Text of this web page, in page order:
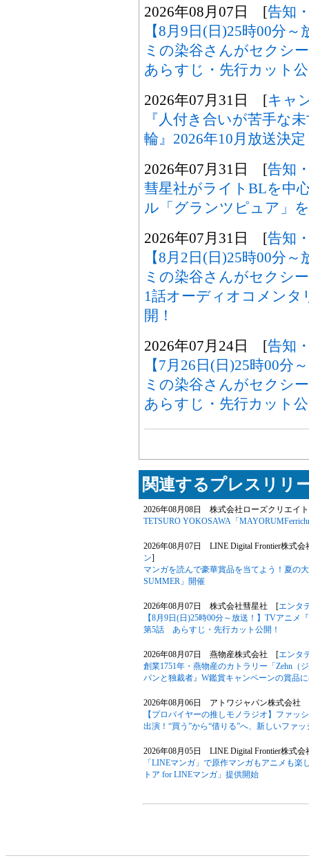
2026年08月07日 [告知
【8月9日(日)25時00分
ミの染谷さんがセクシ
あらすじ・先行カット
2026年07月31日 [キャ
『人付き合いが苦手な
輪』2026年10月放送決定
2026年07月31日 [告知
彗星社がライトBLを中
ル「グランツピュア」
2026年07月31日 [告知
【8月2日(日)25時00分
ミの染谷さんがセクシ
1話オーディオコメン
開！
2026年07月24日 [告知
【7月26日(日)25時00分
ミの染谷さんがセクシ
あらすじ・先行カット
関連するプレスリリ
2026年08月08日 株式会社ローズクリエイ
TETSURO YOKOSAWA「
2026年08月07日 LINE Digital Frontier株式
ン]
マンガを読んで豪華賞品を当てよう！夏の
SUMMER」開催
2026年08月07日 株式会社彗星社 [エンタ
【8月9日(日)25時00分～放送！】TVアニ
第5話 あらすじ・先行カット公開！
2026年08月07日 燕物産株式会社 [エンタ
創業1751年・燕物産のカトラリー「Zehn（
パンと独裁者』W鑑賞キャンペーンの賞品
2026年08月06日 アトワジャパン株式会社
【プロバイヤーの推しモノラジオ】ファッ
出演！“買う”から“借りる”へ、新しいファ
2026年08月05日 LINE Digital Frontier株式
「LINEマンガ」で原作マンガもアニメも
トア for LINEマンガ」提供開始